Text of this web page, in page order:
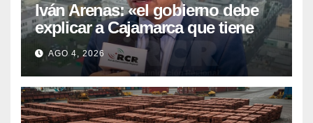
Iván Arenas: «el gobierno debe
explicar a Cajamarca que tiene
US$ 16 mil millones en proyectos
mineros para salir de la pobreza
AGO 4, 2026